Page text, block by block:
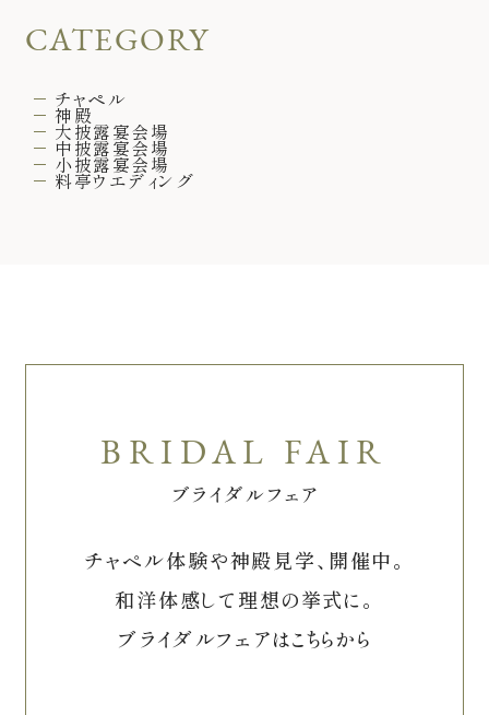
CATEGORY
チャペル
神殿
大披露宴会場
中披露宴会場
小披露宴会場
料亭ウエディング
ブライダルフェア
チャペル体験や神殿見学、開催中。
和洋体感して理想の挙式に。
ブライダルフェアはこちらから